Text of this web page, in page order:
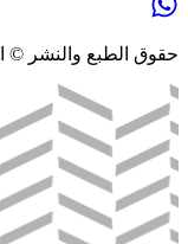
حقوق الطبع والنشر